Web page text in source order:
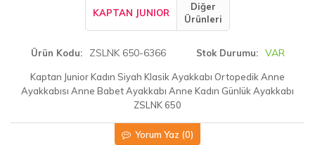
KAPTAN JUNIOR
Diğer
Ürünleri
Ürün Kodu ZSLNK 650-6366 Stok Durumu VAR
Kaptan Junior Kadın Siyah Klasik Ayakkabı Ortopedik Anne
Ayakkabısı Anne Babet Ayakkabı Anne Kadın Günlük Ayakkabı
ZSLNK 650
Yorum Yaz (0)